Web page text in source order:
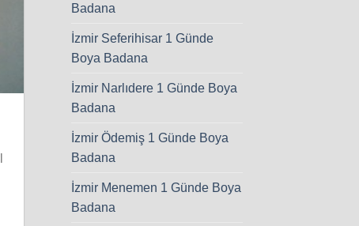
Badana
İzmir Seferihisar 1 Günde
Boya Badana
İzmir Narlıdere 1 Günde Boya
Badana
İzmir Ödemiş 1 Günde Boya
Badana
İzmir Menemen 1 Günde Boya
Badana